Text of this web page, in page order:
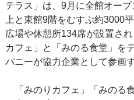
テラス」は、9月に全館オー
上と東館9階をむすぶ約3000
広場や休憩所134席が設置さ
カフェ」と「みのる食堂」を
パニーが協力企業として参画す
「みのりカフェ」「みのる